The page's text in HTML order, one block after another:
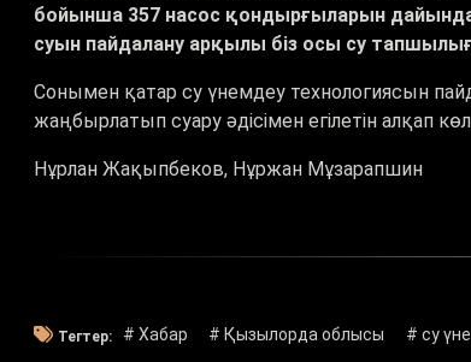
бойынша 357 насос қондырғыларын
суын пайдалану арқылы біз осы су
Сонымен қатар су үнемдеу технологиясын
жаңбырлатып суару әдісімен егілетін алқап
Нұрлан Жақыпбеков, Нұржан Мұзарапшин
Тегтер: # Хабар # Қызылорда облысы # су